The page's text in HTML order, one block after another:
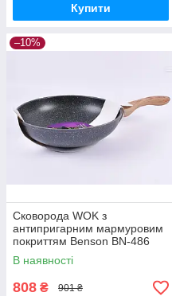
Купити
–10%
Сковорода WOK з
антипригарним мармуровим
покриттям Benson BN-486
Ø28см
В наявності
808 ₴ 901 ₴